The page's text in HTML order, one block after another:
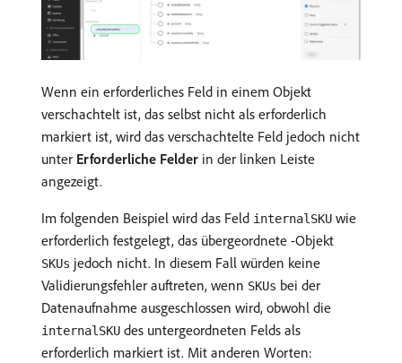
Wenn ein erforderliches Feld in einem Objekt
verschachtelt ist, das selbst nicht als erforderlich
markiert ist, wird das verschachtelte Feld jedoch nicht
unter Erforderliche Felder in der linken Leiste
angezeigt.
Im folgenden Beispiel wird das Feld internalSKU wie
erforderlich festgelegt, das übergeordnete -Objekt
SKUs jedoch nicht. In diesem Fall würden keine
Validierungsfehler auftreten, wenn SKUs bei der
Datenaufnahme ausgeschlossen wird, obwohl die
internalSKU des untergeordneten Felds als
erforderlich markiert ist. Mit anderen Worten: